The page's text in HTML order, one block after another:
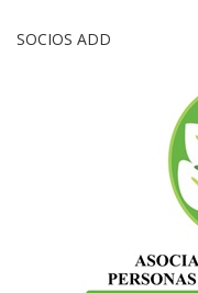
SOCIOS ADD